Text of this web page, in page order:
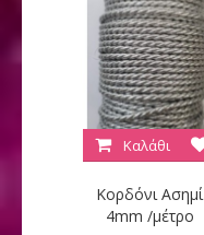
Κορδόνι Ασημί
4mm /μέτρο
Καλάθι